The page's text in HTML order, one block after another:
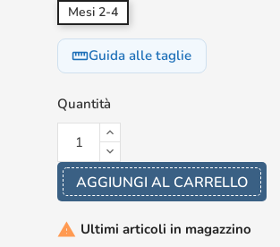
Mesi 2-4
straightenGuida alle taglie
Quantità
AGGIUNGI AL CARRELLO
 Ultimi articoli in magazzino